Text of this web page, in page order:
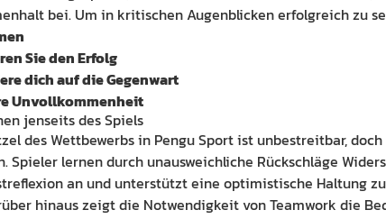
bei. Um in kritischen Augenblicken erfolgreich zu
Sie den Erfolg
dich auf die Gegenwart
Unvollkommenheit
jenseits des Spiels
des Wettbewerbs in Pengu Sport ist unbestreitbar,
Spieler lernen durch unausweichliche Rückschläge
an und unterstützt eine optimistische Haltung
hinaus zeigt die Notwendigkeit von Teamwork die